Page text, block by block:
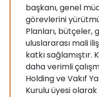
başkanı, genel
görevlerini
Planları, bütçeler,
uluslararası mali
katkı sağlamıştır.
daha verimli
Holding ve Vakıf
Kurulu üyesi olarak